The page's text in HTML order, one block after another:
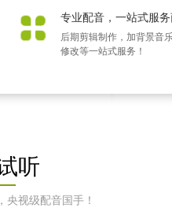
专业配音，一站式服
后期剪辑制作，加背景音
修改等一站式服务！
听
视级配音国手！